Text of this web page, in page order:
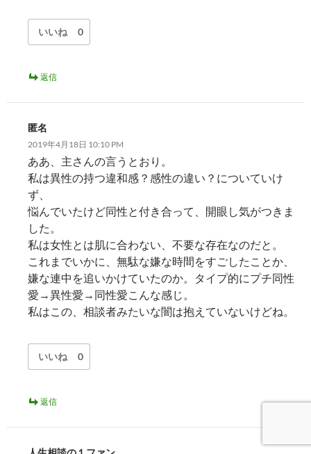
いいね 0
返信
匿名
2019年4月18日 10:10 PM
ああ、主さんの言うとおり。
私は異性の持つ違和感？感性の違い？についていけ
ず、
悩んでいたけど同性と付き合って、開眼し気がつきま
した。
私は女性とは肌に合わない、不要な存在なのだと。
これまでいかに、無駄な嫌な時間をすごしたことか、
嫌な連中を追いかけていたのか。タイプ的にプチ同性
愛→異性愛→同性愛こんな感じ。
私はこの、相談者みたいな闇は抱えていないけどね。
いいね 0
返信